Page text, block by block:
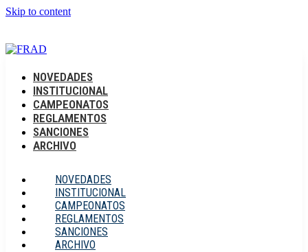
Skip to content
NOVEDADES
INSTITUCIONAL
CAMPEONATOS
REGLAMENTOS
SANCIONES
ARCHIVO
NOVEDADES
INSTITUCIONAL
CAMPEONATOS
REGLAMENTOS
SANCIONES
ARCHIVO